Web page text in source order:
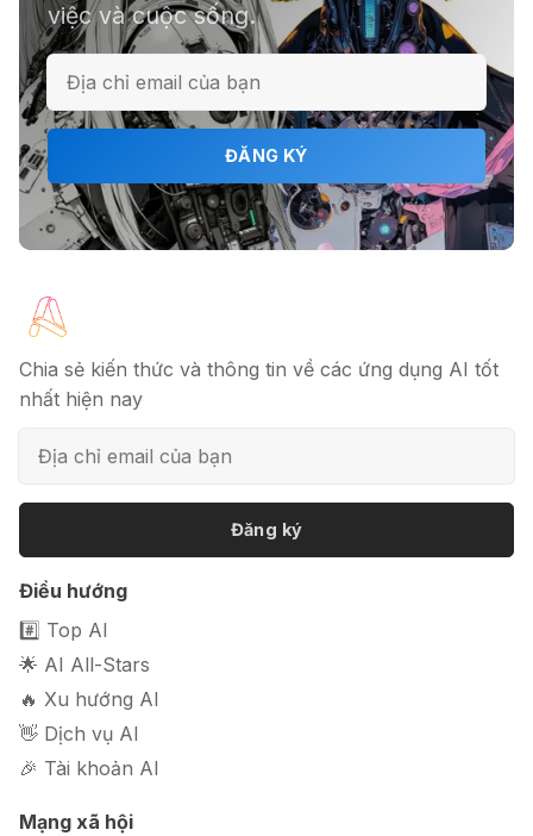
ℹ️ Napkin AI - Biến văn bản thành
infographic
🎗️ Logomaster.ai: Thiết kế logo
chuyên nghiệp trong 5 phút
ảnh sản phẩm chuyên nghiệp
việc và cuộc sống.
ĐĂNG KÝ
Chia sẻ kiến thức và thông tin về các ứng dụng AI tốt
nhất hiện nay
Đăng ký
Điều hướng
#️⃣ Top AI
🌟 AI All-Stars
🔥 Xu hướng AI
👋 Dịch vụ AI
🎉 Tài khoản AI
Mạng xã hội